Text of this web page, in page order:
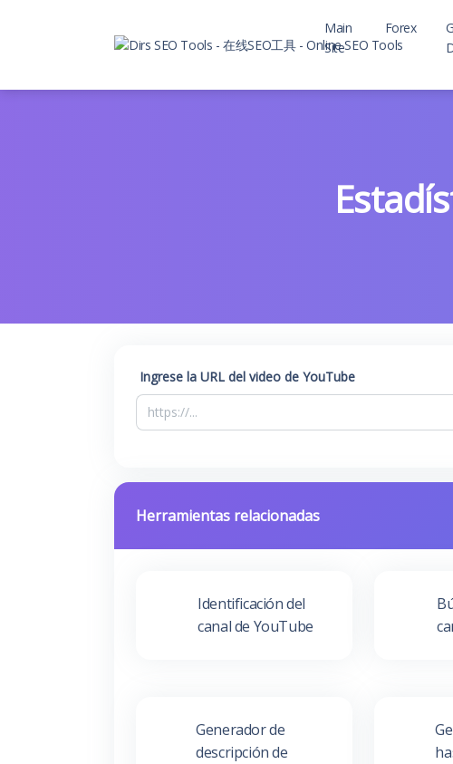
Main
Site
Forex
Ingrese la URL del video de YouTube
Herramientas relacionadas
Identificación del
canal de YouTube
Generador de
descripción de